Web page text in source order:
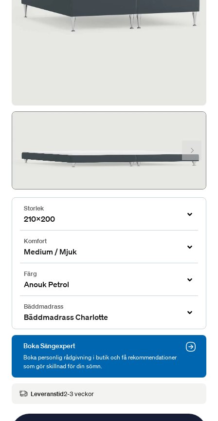
Storlek
210x200
Komfort
Medium / Mjuk
Färg
Anouk Petrol
Bäddmadrass
Bäddmadrass Charlotte
Boka Sängexpert
Boka personlig rådgivning i butik och få rekommendationer
som gör skillnad för din sömn.
Leveranstid2-3 veckor